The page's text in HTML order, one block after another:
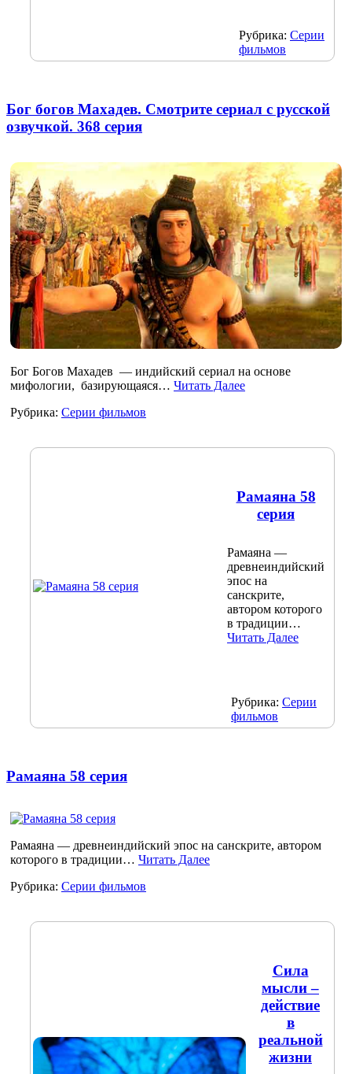
Рубрика: Серии
фильмов
Бог богов Махадев. Смотрите сериал с русской
озвучкой. 368 серия
Бог Богов Махадев — индийский сериал на основе
мифологии, базирующаяся… Читать Далее
Рубрика: Серии фильмов
Рамаяна 58
серия
Рамаяна —
древнеиндийский
эпос на
санскрите,
автором которого
в традиции…
Читать Далее
Рубрика: Серии
фильмов
Рамаяна 58 серия
Рамаяна — древнеиндийский эпос на санскрите, автором
которого в традиции… Читать Далее
Рубрика: Серии фильмов
Сила
мысли –
действие
в
реальной
жизни